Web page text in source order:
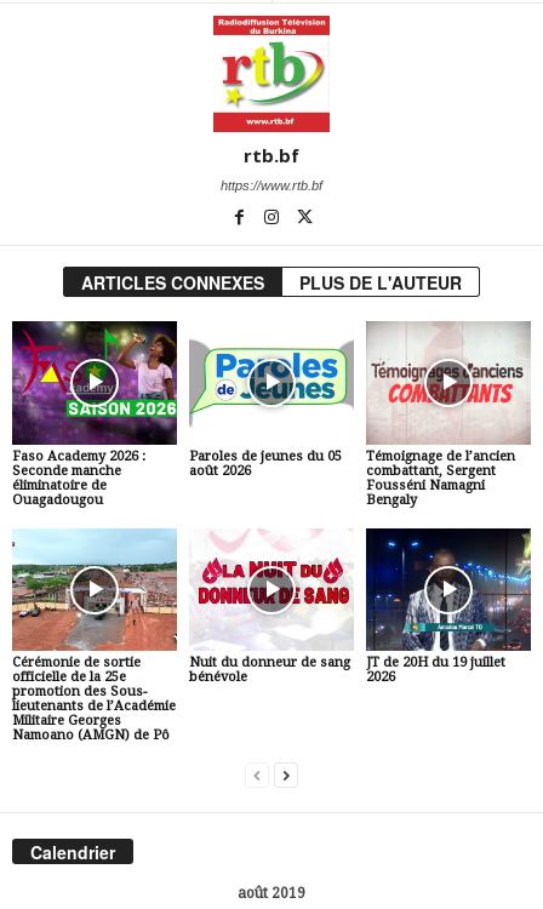
rtb.bf
https://www.rtb.bf
ARTICLES CONNEXES PLUS DE L'AUTEUR
Faso Academy 2026 :
Seconde manche
éliminatoire de
Ouagadougou
Paroles de jeunes du 05
août 2026
Témoignage de l’ancien
combattant, Sergent
Fousséni Namagni
Bengaly
Cérémonie de sortie
officielle de la 25e
promotion des Sous-
lieutenants de l’Académie
Militaire Georges
Namoano (AMGN) de Pô
Nuit du donneur de sang
bénévole
JT de 20H du 19 juillet
2026
Calendrier
août 2019